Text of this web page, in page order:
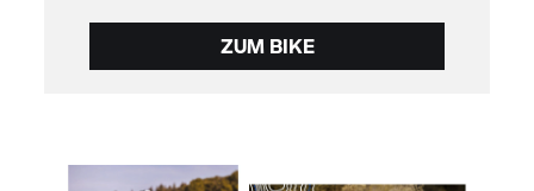
ZUM BIKE